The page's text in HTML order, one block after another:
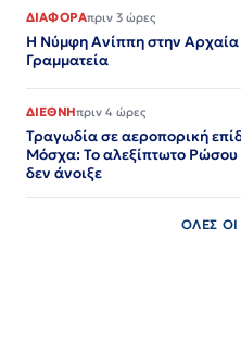
ΔΙΑΦΟΡΑπριν 3 ώρες
Η Νύμφη Ανίππη στην Αρχαία
Γραμματεία
ΔΙΕΘΝΗπριν 4 ώρες
Τραγωδία σε αεροπορική
Μόσχα: Το αλεξίπτωτο Ρώσου
δεν άνοιξε
ΟΛΕΣ ΟΙ